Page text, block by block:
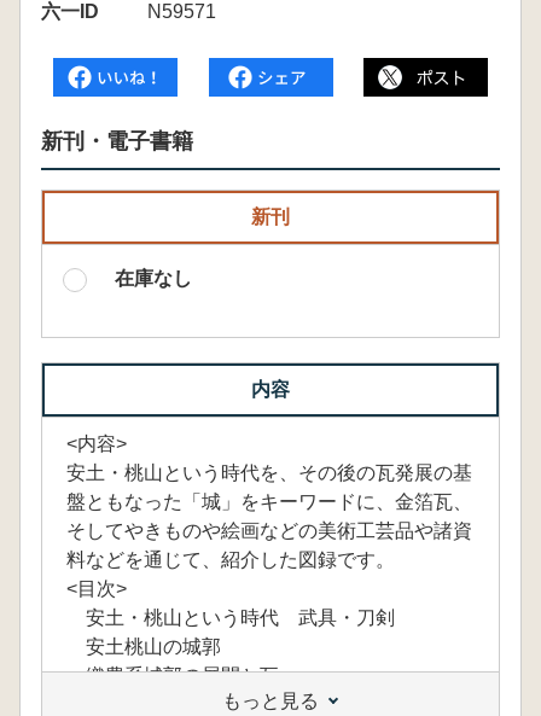
六一ID
N59571
新刊・電子書籍
新刊
在庫なし
内容
<内容>
安土・桃山という時代を、その後の瓦発展の基
盤ともなった「城」をキーワードに、金箔瓦、
そしてやきものや絵画などの美術工芸品や諸資
料などを通じて、紹介した図録です。
<目次>
安土・桃山という時代 武具・刀剣
安土桃山の城郭
織豊系城郭の展開と瓦
もっと見る